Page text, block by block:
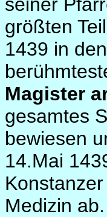
größten
1439 in
Magister
gesamtes
bewiesen
14.Mai
Medizin ab.